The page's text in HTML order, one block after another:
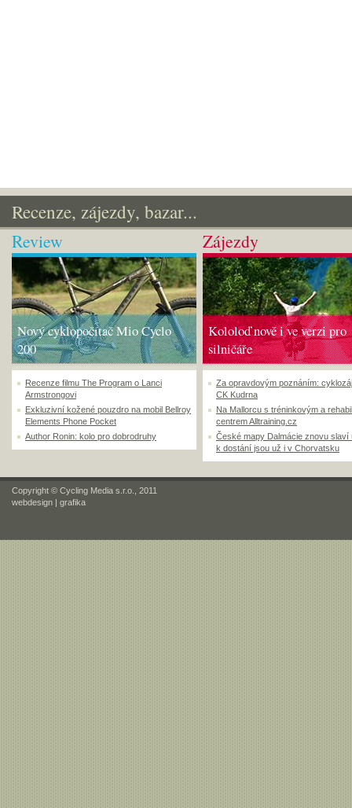
Recenze, zájezdy, bazar...
Review
Nový cyklopočítač Mio Cyclo
200
Recenze filmu The Program o Lanci
Armstrongovi
Exkluzivní kožené pouzdro na mobil Bellroy
Elements Phone Pocket
Author Ronin: kolo pro dobrodruhy
Zájezdy
Kololoď nově i ve verzi pro
silničáře
Za opravdovým poznáním:
CK Kudrna
Na Mallorcu s tréninkovým a
centrem Alltraining.cz
České mapy Dalmácie znovu slaví
k dostání jsou už i v Chorvatsku
Copyright © Cycling Media s.r.o., 2011
webdesign | grafika